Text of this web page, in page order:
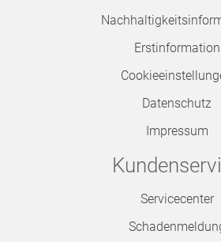
Erstinformation
Datenschutz
Impressum
Servicecenter